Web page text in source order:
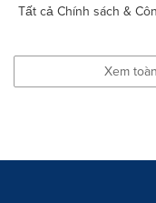
Tất cả Chính sách &
Xem